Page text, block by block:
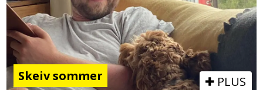
Skeiv sommer PLUS